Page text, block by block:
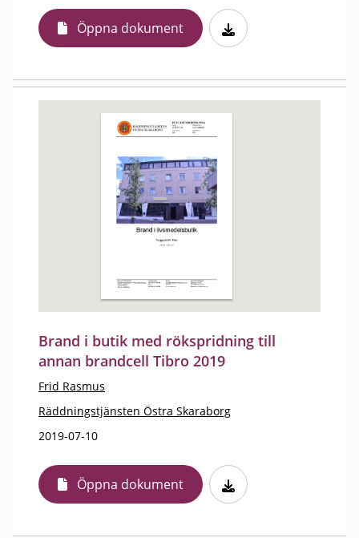
Öppna dokument
Brand i butik med rökspridning till
annan brandcell Tibro 2019
Frid Rasmus
Räddningstjänsten Östra Skaraborg
2019-07-10
Öppna dokument